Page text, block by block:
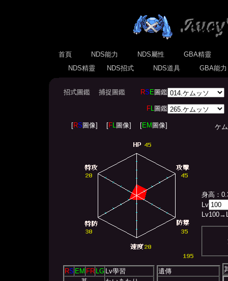
首頁 NDS能力 NDS屬性
GBA精靈
NDS精靈
NDS招式 NDS道具 GBA能
招式圖鑑 捕捉圖鑑 RS E圖鑑
FL圖鑑
[RS 圖像] [FL圖像] [EM 圖像] ケム
身高：
Lv
Lv100
RS EM FR LG Lv學習
遺傳